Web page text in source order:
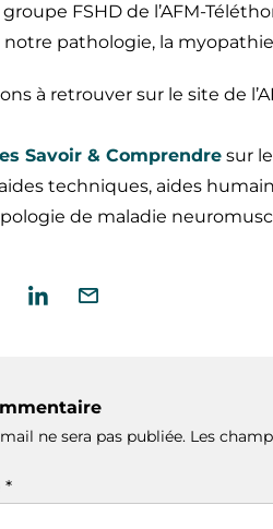
FSHD de l’AFM-
notre pathologie, la
à retrouver sur le site de
Savoir & Comprendre sur
techniques, aides
de maladie
ne sera pas publiée. Les
*